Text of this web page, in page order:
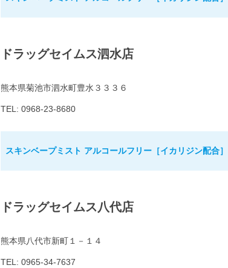
ドラッグセイムス泗水店
熊本県菊池市泗水町豊水３３３６
TEL: 0968-23-8680
スキンベープミスト アルコールフリー［イカリジン配合
ドラッグセイムス八代店
熊本県八代市新町１－１４
TEL: 0965-34-7637